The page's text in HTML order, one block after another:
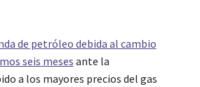
de petróleo debida al cambio
seis meses ante la
a los mayores precios del gas